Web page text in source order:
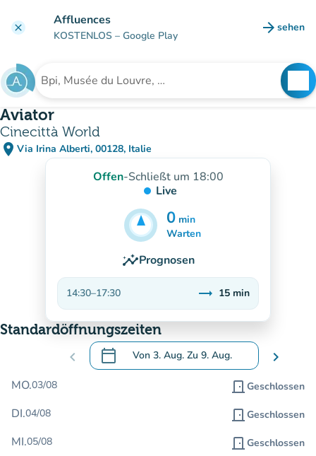
clear Affluences
KOSTENLOS – Google Play arrow_forward sehen
(new
Suche nach einer Einrichtung
Aviator
Cinecittà World
place Via Irina Alberti, 00128, Italie
(in Google Maps öffnen)
(new tab)
Offen-Schließt um 18:00
Live
0 min
15min
Warten
insightsPrognosen
14:30–17:30 trending_flat
Stabil
15 min
Standardöffnungszeiten
chevron_left calendar_today Von 3. Aug. Zu 9. Aug.
.Öffnen Sie den Kalender, um Daten zu
chevron_right
MO.03/08 door_front Geschlossen
DI.04/08 door_front Geschlossen
MI.05/08 door_front Geschlossen